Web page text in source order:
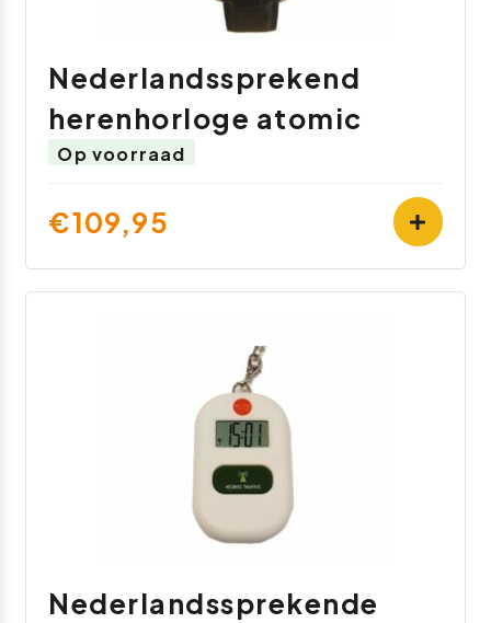
Nederlandssprekend
herenhorloge atomic
Op voorraad
€109,95
Nederlandssprekende